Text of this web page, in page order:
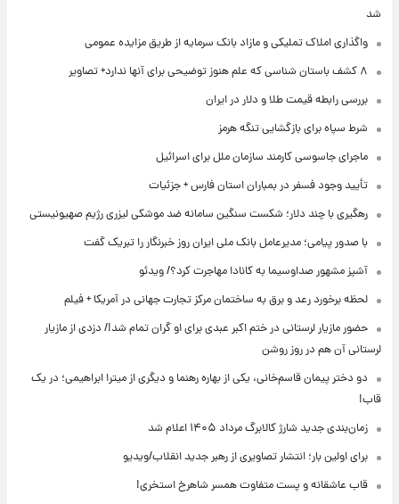
شد
واگذاری املاک تملیکی و مازاد بانک سرمایه از طریق مزایده عمومی
۸ کشف باستان شناسی که علم هنوز توضیحی برای آنها ندارد+ تصاویر
بررسی رابطه قیمت طلا و دلار در ایران
شرط سپاه برای بازگشایی تنگه هرمز
ماجرای جاسوسی کارمند سازمان ملل برای اسرائیل
تأیید وجود فسفر در بمباران استان فارس + جزئیات
رهگیری با چند دلار؛ شکست سنگین سامانه ضد موشکی لیزری رژیم صهیونیستی
با صدور پیامی؛ مدیرعامل بانک ملی ایران روز خبرنگار را تبریک گفت
آشپز مشهور صداوسیما به کانادا مهاجرت کرد؟/ ویدئو
لحظه برخورد رعد و برق به ساختمان مرکز تجارت جهانی در آمریکا + فیلم
حضور مازیار لرستانی در ختم اکبر عبدی برای او گران تمام شد!/ دزدی از مازیار
لرستانی آن هم در روز روشن
دو دختر پیمان قاسم‌خانی، یکی از بهاره رهنما و دیگری از میترا ابراهیمی؛ در یک
قاب!
زمان‌بندی جدید شارژ کالابرگ مرداد ۱۴۰۵ اعلام شد
برای اولین بار؛ انتشار تصاویری از رهبر جدید انقلاب/ویدیو
قاب عاشقانه و پست متفاوت همسر شاهرخ استخری!